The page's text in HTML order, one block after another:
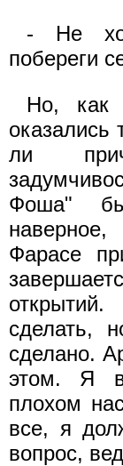
- Не
побереги
Но, как
ли
Фоша"
Фарасе
сделать,
сделано.
этом. Я
плохом
все, я
вопрос,